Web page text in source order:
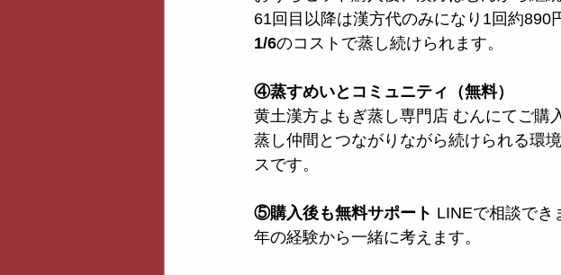
61回目以降は漢方代のみになり1回約890
1/6のコストで蒸し続けられます。
④蒸すめいとコミュニティ（無料）
黄土漢方よもぎ蒸し専門店 むんにてご購
蒸し仲間とつながりながら続けられる環
スです。
⑤購入後も無料サポート LINEで相談でき
年の経験から一緒に考えます。